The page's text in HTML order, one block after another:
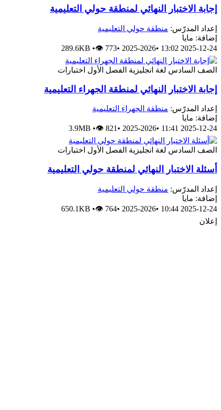
الاختبار النهائي لمنطقة حولي التعليمية
المدرّس: منطقة حولي التعليمية
مايا
2025-12-24
•
2025-2026
•
289.6KB •👁 773
السادس لغة انجليزية الفصل الأول اختبارات
الاختبار النهائي لمنطقة الجهراء التعليمية
المدرّس: منطقة الجهراء التعليمية
مايا
2025-12-24
•
2025-2026
•
3.9MB •👁 821
السادس لغة انجليزية الفصل الأول اختبارات
الاختبار النهائي لمنطقة حولي التعليمية
المدرّس: منطقة حولي التعليمية
مايا
2025-12-24
•
2025-2026
•
650.1KB •👁 764